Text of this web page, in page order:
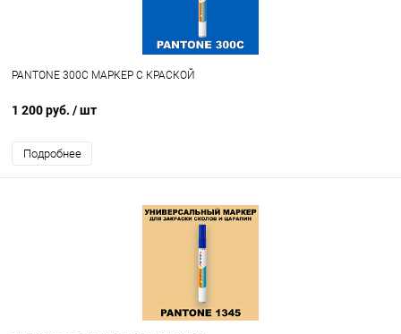
PANTONE 300C МАРКЕР С КРАСКОЙ
1 200 руб. / шт
Подробнее